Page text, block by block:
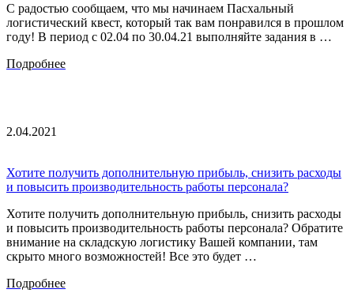
С радостью сообщаем, что мы начинаем Пасхальный
логистический квест, который так вам понравился в прошлом
году! В период с 02.04 по 30.04.21 выполняйте задания в …
Подробнее
2.04.2021
Хотите получить дополнительную прибыль, снизить расходы
и повысить производительность работы персонала?
Хотите получить дополнительную прибыль, снизить расходы
и повысить производительность работы персонала? Обратите
внимание на складскую логистику Вашей компании, там
скрыто много возможностей! Все это будет …
Подробнее